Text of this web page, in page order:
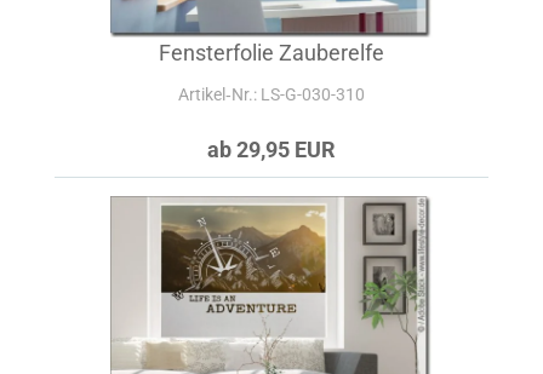
Fensterfolie Zauberelfe
Artikel‑Nr.: LS-G-030-310
ab 29,95 EUR